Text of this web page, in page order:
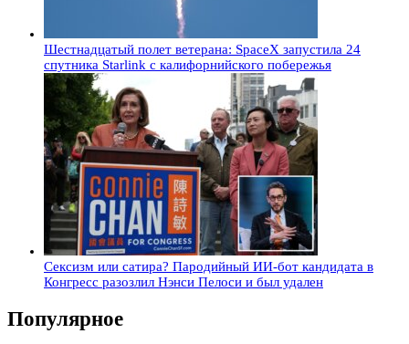
Шестнадцатый полет ветерана: SpaceX запустила 24
спутника Starlink с калифорнийского побережья
Сексизм или сатира? Пародийный ИИ-бот кандидата в
Конгресс разозлил Нэнси Пелоси и был удален
Популярное